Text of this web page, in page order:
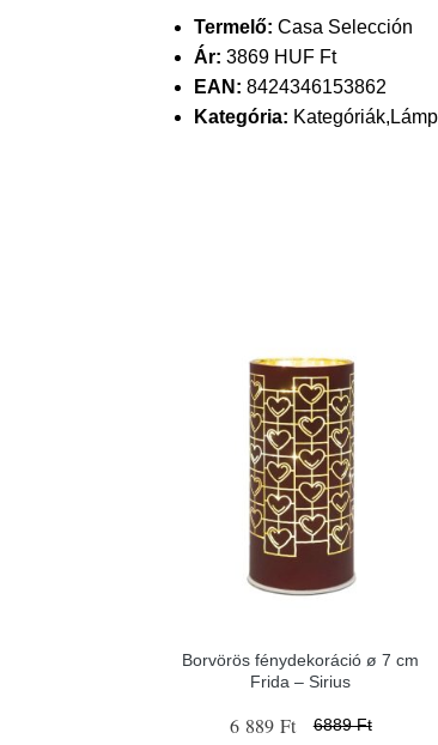
Termelő: Casa Selección
Ár: 3869 HUF Ft
EAN: 8424346153862
Kategória:
Borvörös fénydekoráció ø 7 cm
Frida – Sirius
6 889 Ft 6889 Ft